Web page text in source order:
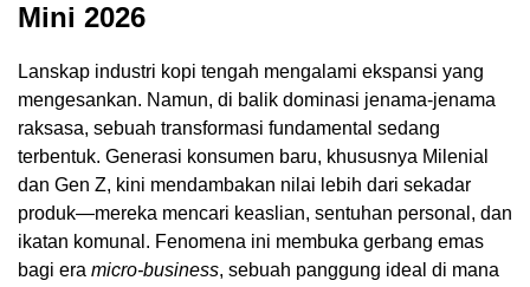
Mini 2026
Lanskap industri kopi tengah mengalami ekspansi yang
mengesankan. Namun, di balik dominasi jenama-jenama
raksasa, sebuah transformasi fundamental sedang
terbentuk. Generasi konsumen baru, khususnya Milenial
dan Gen Z, kini mendambakan nilai lebih dari sekadar
produk—mereka mencari keaslian, sentuhan personal, dan
ikatan komunal. Fenomena ini membuka gerbang emas
bagi era micro-business, sebuah panggung ideal di mana